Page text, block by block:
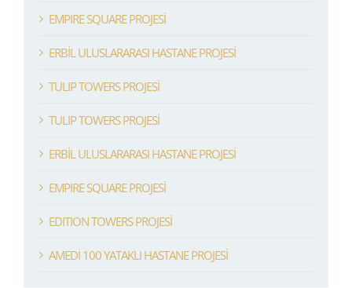
EMPIRE SQUARE PROJESİ
ERBİL ULUSLARARASI HASTANE PROJESİ
TULIP TOWERS PROJESİ
TULIP TOWERS PROJESİ
ERBİL ULUSLARARASI HASTANE PROJESİ
EMPIRE SQUARE PROJESİ
EDITION TOWERS PROJESİ
AMEDİ 100 YATAKLI HASTANE PROJESİ